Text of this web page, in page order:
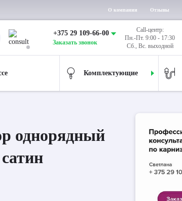
О компании Отзывы
+375 29 109-66-00
Заказать звонок
Call-центр:
Пн.-Пт. 9:00 - 17:30
Сб., Вс. выходной
Комплектующие
однорядный